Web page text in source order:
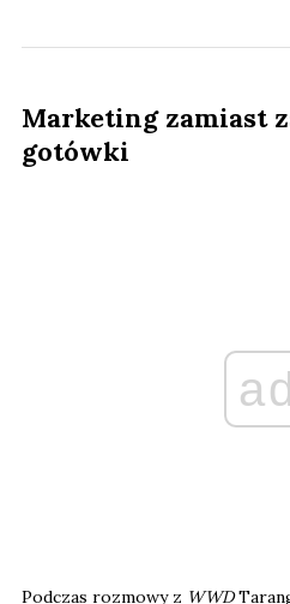
Marketing zamiast
gotówki
ad
Podczas rozmowy z WWD